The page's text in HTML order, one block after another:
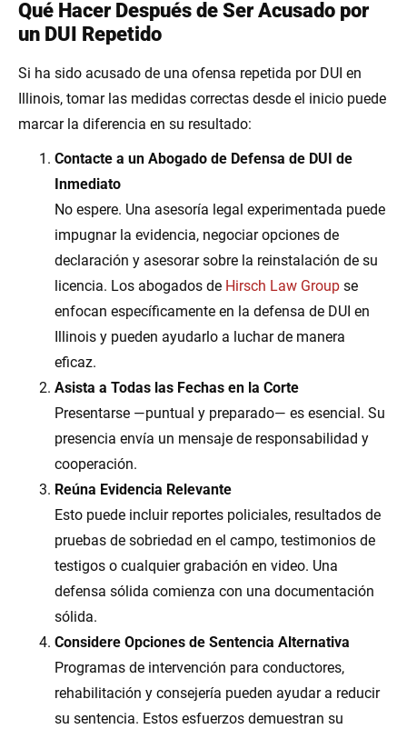
Qué Hacer Después de Ser Acusado por
un DUI Repetido
Si ha sido acusado de una ofensa repetida por DUI en
Illinois, tomar las medidas correctas desde el inicio puede
marcar la diferencia en su resultado:
Contacte a un Abogado de Defensa de DUI de
Inmediato
No espere. Una asesoría legal experimentada puede
impugnar la evidencia, negociar opciones de
declaración y asesorar sobre la reinstalación de su
licencia. Los abogados de Hirsch Law Group se
enfocan específicamente en la defensa de DUI en
Illinois y pueden ayudarlo a luchar de manera
eficaz.
Asista a Todas las Fechas en la Corte
Presentarse —puntual y preparado— es esencial. Su
presencia envía un mensaje de responsabilidad y
cooperación.
Reúna Evidencia Relevante
Esto puede incluir reportes policiales, resultados de
pruebas de sobriedad en el campo, testimonios de
testigos o cualquier grabación en video. Una
defensa sólida comienza con una documentación
sólida.
Considere Opciones de Sentencia Alternativa
Programas de intervención para conductores,
rehabilitación y consejería pueden ayudar a reducir
su sentencia. Estos esfuerzos demuestran su